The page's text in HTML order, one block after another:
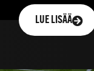
LUE LISÄÄ